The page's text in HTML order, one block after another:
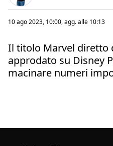
10 ago 2023, 10:00, agg. alle 10:13
Il titolo Marvel diretto
approdato su Disney
macinare numeri